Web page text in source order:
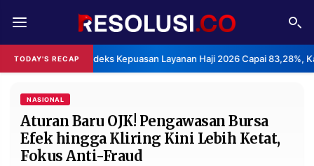
TODAY'S RECAPBPS: Indeks Kepuasan Layanan Haji 2026 Capai 83,28%,
REDAKSI TENTANG
RESOLUSI IKLAN
RUBRIKASI
EDITORIAL AKSARA
NASIONAL
Aturan Baru OJK! Pengawasan Bursa
Efek hingga Kliring Kini Lebih Ketat,
Fokus Anti-Fraud